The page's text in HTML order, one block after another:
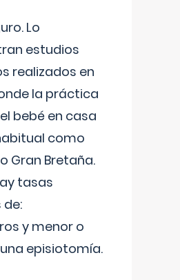
Lo
estudios
realizados en
la práctica
bebé en casa
como
Gran Bretaña.
tasas
y menor o
episiotomía.